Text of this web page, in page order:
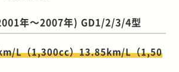
年～2007年) GD1/2/3/4型
L（1,300cc）13.85km/L（1,50